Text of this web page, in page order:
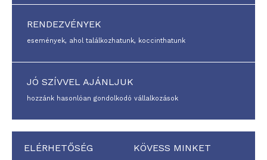
RENDEZVÉNYEK
események, ahol találkozhatunk, koccinthatunk
JÓ SZÍVVEL AJÁNLJUK
hozzánk hasonlóan gondolkodó vállalkozások
ELÉRHETŐSÉG KÖVESS MINKET